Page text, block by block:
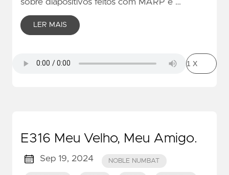
sobre diapositivos feitos com MARP e …
LER MAIS
E316 Meu Velho, Meu Amigo.
Sep 19, 2024 NOBLE NUMBAT